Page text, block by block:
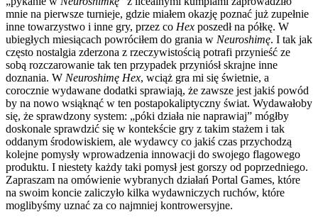
mnie na pierwsze turnieje, gdzie miałem okazję poznać już zupełnie
inne towarzystwo i inne gry, przez co Hex poszedł na półkę. W
ubiegłych miesiącach powróciłem do grania w Neuroshimę. I tak jak
często nostalgia zderzona z rzeczywistością potrafi przynieść ze
sobą rozczarowanie tak ten przypadek przyniósł skrajne inne
doznania. W Neuroshimę Hex, wciąż gra mi się świetnie, a
corocznie wydawane dodatki sprawiają, że zawsze jest jakiś powód
by na nowo wsiąknąć w ten postapokaliptyczny świat. Wydawałoby
się, że sprawdzony system: „póki działa nie naprawiaj” mógłby
doskonale sprawdzić się w kontekście gry z takim stażem i tak
oddanym środowiskiem, ale wydawcy co jakiś czas przychodzą
kolejne pomysły wprowadzenia innowacji do swojego flagowego
produktu. I niestety każdy taki pomysł jest gorszy od poprzedniego.
Zapraszam na omówienie wybranych działań Portal Games, które
na swoim koncie zaliczyło kilka wydawniczych ruchów, które
moglibyśmy uznać za co najmniej kontrowersyjne.